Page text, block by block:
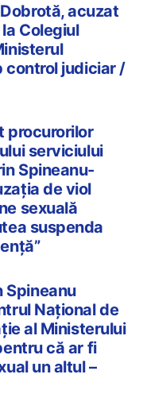
acuzat
Colegiul
control judiciar /
procurorilor
serviciului
Spineanu-
de viol
sexuală
suspenda
Spineanu
Național de
al Ministerului
că ar fi
un altul –